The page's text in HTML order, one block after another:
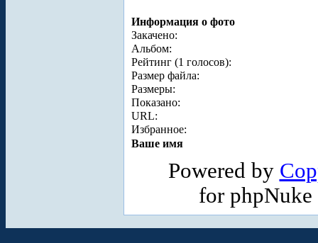
Информация о фото
Закачено:
Альбом:
Рейтинг (1 голосов):
Размер файла:
Размеры:
Показано:
URL:
Избранное:
Ваше имя
Powered by
for